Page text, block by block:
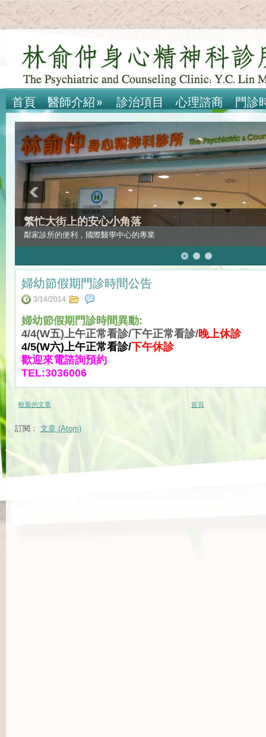
首頁 醫師介紹» 診治項目 心理諮商 門診
繁忙大街上的安心小角落
鄰家診所的便利，國際醫學中心的專業
婦幼節假期門診時間公告
3/14/2014
婦幼節假期門診時間異動:
4/4(W五)上午正常看診/下午正常看診/晚上休診
4/5(W六)上午正常看診/下午休診
歡迎來電諮詢預約
TEL:3036006
較新的文章 首頁
訂閱： 文章 (Atom)